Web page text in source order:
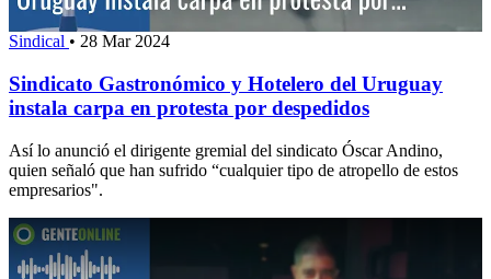
Sindical • 28 Mar 2024
Sindicato Gastronómico y Hotelero del Uruguay
instala carpa en protesta por despedidos
Así lo anunció el dirigente gremial del sindicato Óscar Andino,
quien señaló que han sufrido “cualquier tipo de atropello de estos
empresarios".